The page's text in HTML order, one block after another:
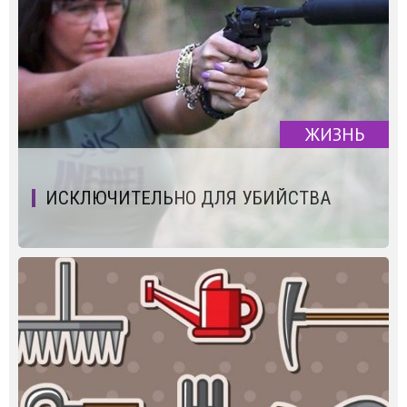
ЖИЗНЬ
ИСКЛЮЧИТЕЛЬНО ДЛЯ УБИЙСТВА